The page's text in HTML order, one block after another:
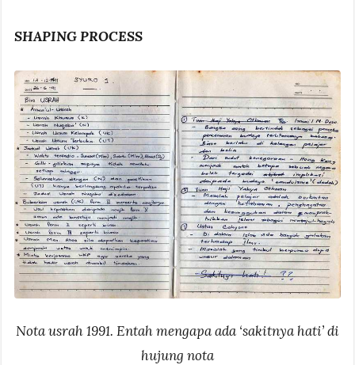
SHAPING PROCESS
Nota usrah 1991. Entah mengapa ada ‘sakitnya hati’ di
hujung nota